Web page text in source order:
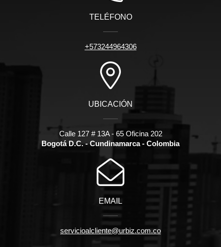
TELÉFONO
+573244964306
UBICACIÓN
Calle 127 # 13A - 65 Oficina 202
Bogotá D.C. - Cundinamarca - Colombia
EMAIL
servicioalcliente@urbiz.com.co